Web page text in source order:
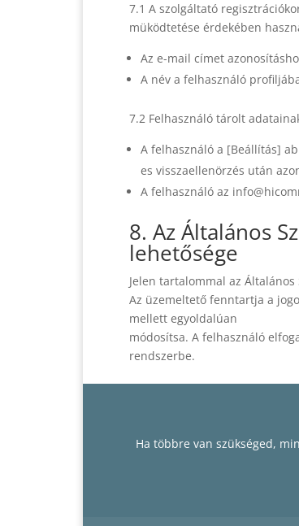
7.1 A szolgáltató
müködtetése érdekében
Az e-mail címet
A név a felhasználó
7.2 Felhasználó tárolt
A felhasználó a [Beállítás]
es visszaellenörzés után
A felhasználó az
8. Az Általános
lehetősége
Jelen tartalommal az
Az üzemeltető fenntartja a
mellett egyoldalúan
módosítsa. A felhasználó
rendszerbe.
Ha többre van szükséged,